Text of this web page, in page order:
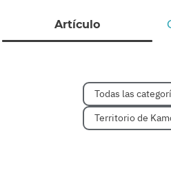
Artículo
Todas las
Territorio de